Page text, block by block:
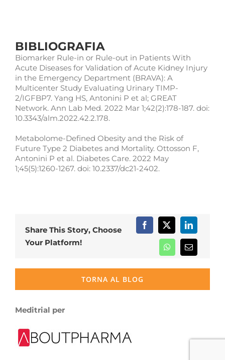
BIBLIOGRAFIA
Biomarker Rule-in or Rule-out in Patients With
Acute Diseases for Validation of Acute Kidney Injury
in the Emergency Department (BRAVA): A
Multicenter Study Evaluating Urinary TIMP-
2/IGFBP7. Yang HS, Antonini P et al; GREAT
Network. Ann Lab Med. 2022 Mar 1;42(2):178-187. doi:
10.3343/alm.2022.42.2.178.
Metabolome-Defined Obesity and the Risk of
Future Type 2 Diabetes and Mortality. Ottosson F,
Antonini P et al. Diabetes Care. 2022 May
1;45(5):1260-1267. doi: 10.2337/dc21-2402.
Share This Story, Choose
Your Platform!
TORNA AL BLOG
Meditrial per